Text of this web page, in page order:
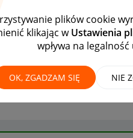
plików cookie
klikając wUstawienia
wpływa na
OK, ZGADZAM SIĘ NIE